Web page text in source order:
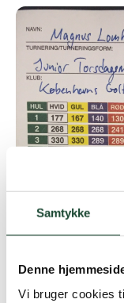
Samtykke
Denne
Vi bruger cookies